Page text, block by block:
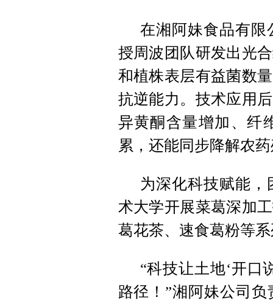
在湘阿妹食品有限
授周波团队研发出光
和植株表层有益菌数
抗逆能力。 技术应用
异黄酮含量增加、纤
累，还能同步降解农
为深化科技赋能
术大学开展菜葛深加
葛花茶、速食葛粉等
“科技让土地‘开口
路径！”湘阿妹公司